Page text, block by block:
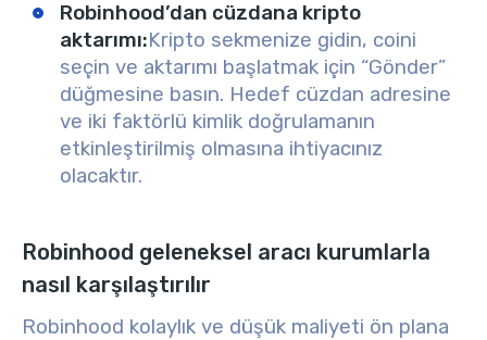
Robinhood’dan cüzdana kripto
aktarımı:Kripto sekmenize gidin, coini
seçin ve aktarımı başlatmak için “Gönder”
düğmesine basın. Hedef cüzdan adresine
ve iki faktörlü kimlik doğrulamanın
etkinleştirilmiş olmasına ihtiyacınız
olacaktır.
Robinhood geleneksel aracı kurumlarla
nasıl karşılaştırılır
Robinhood kolaylık ve düşük maliyeti ön plana